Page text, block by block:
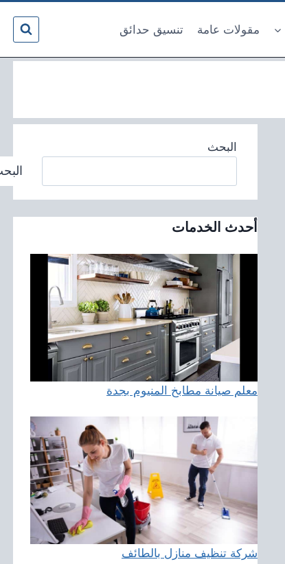
مقولات عامة تنسيق حدائق
البحث
أحدث الخدمات
معلم صيانة مطابخ المنيوم بجدة
شركة تنظيف منازل بالطائف